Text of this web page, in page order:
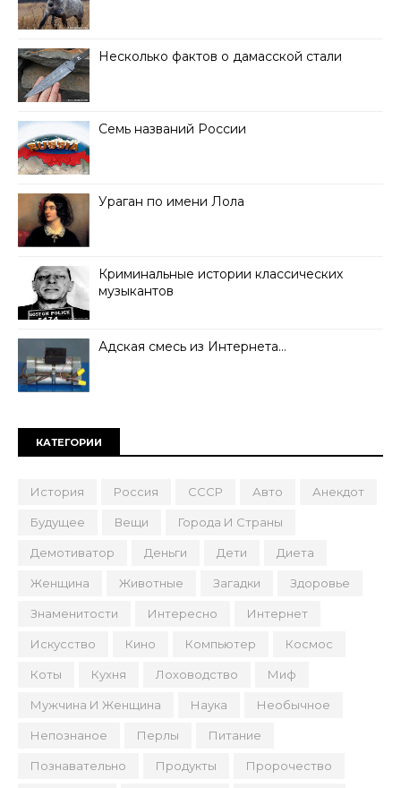
Несколько фактов о дамасской стали
Семь названий России
Ураган по имени Лола
Криминальные истории классических
музыкантов
Адская смесь из Интернета…
КАТЕГОРИИ
История Россия СССР Авто Анекдот
Будущее Вещи Города И Страны
Демотиватор Деньги Дети Диета
Женщина Животные Загадки Здоровье
Знаменитости Интересно Интернет
Искусство Кино Компьютер Космос
Коты Кухня Лоховодство Миф
Мужчина И Женщина Наука Необычное
Непознаное Перлы Питание
Познавательно Продукты Пророчество